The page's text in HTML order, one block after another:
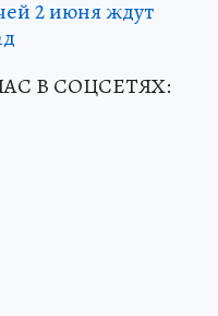
2 июня ждут
В СОЦСЕТЯХ: